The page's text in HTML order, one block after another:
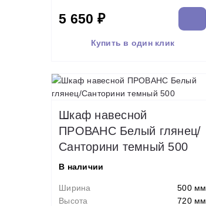
5 650 ₽
Купить в один клик
Шкаф навесной
ПРОВАНС Белый глянец/
Санторини темный 500
В наличии
Ширина
500 мм
Высота
720 мм